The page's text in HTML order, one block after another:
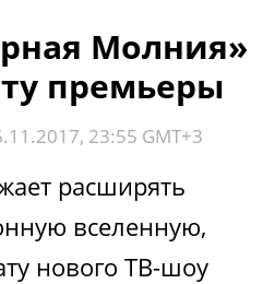
Молния»
премьеры
23:55 GMT+3
расширять
вселенную,
нового ТВ-шоу